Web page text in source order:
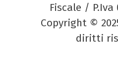
Fiscale / P.Iva
Copyright ©
diritti